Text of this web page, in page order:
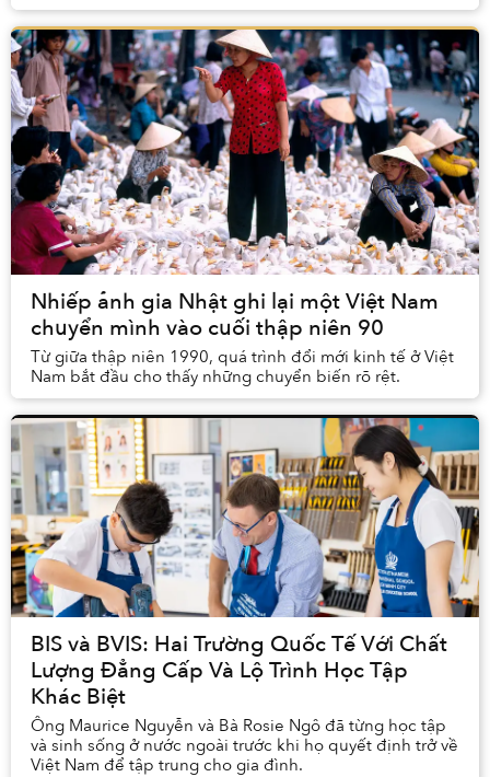
Nhiếp ảnh gia Nhật ghi lại một Việt Nam
chuyển mình vào cuối thập niên 90
Từ giữa thập niên 1990, quá trình đổi mới kinh tế ở Việt
Nam bắt đầu cho thấy những chuyển biến rõ rệt.
BIS và BVIS: Hai Trường Quốc Tế Với Chất
Lượng Đẳng Cấp Và Lộ Trình Học Tập
Khác Biệt
Ông Maurice Nguyễn và Bà Rosie Ngô đã từng học tập
và sinh sống ở nước ngoài trước khi họ quyết định trở về
Việt Nam để tập trung cho gia đình.